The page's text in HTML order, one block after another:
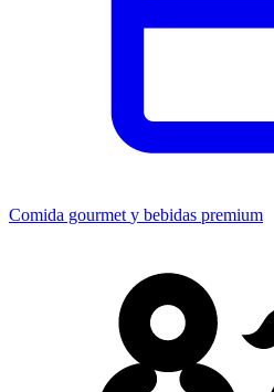
Comida gourmet y bebidas premium